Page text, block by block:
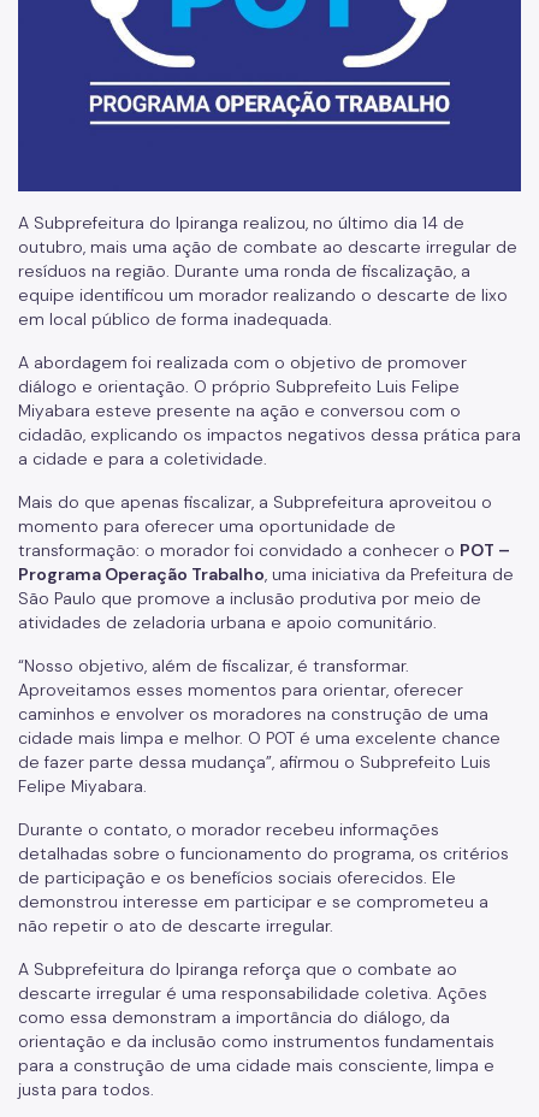
A Subprefeitura do Ipiranga realizou, no último dia 14 de
outubro, mais uma ação de combate ao descarte irregular de
resíduos na região. Durante uma ronda de fiscalização, a
equipe identificou um morador realizando o descarte de lixo
em local público de forma inadequada.
A abordagem foi realizada com o objetivo de promover
diálogo e orientação. O próprio Subprefeito Luis Felipe
Miyabara esteve presente na ação e conversou com o
cidadão, explicando os impactos negativos dessa prática para
a cidade e para a coletividade.
Mais do que apenas fiscalizar, a Subprefeitura aproveitou o
momento para oferecer uma oportunidade de
transformação: o morador foi convidado a conhecer o POT –
Programa Operação Trabalho, uma iniciativa da Prefeitura de
São Paulo que promove a inclusão produtiva por meio de
atividades de zeladoria urbana e apoio comunitário.
“Nosso objetivo, além de fiscalizar, é transformar.
Aproveitamos esses momentos para orientar, oferecer
caminhos e envolver os moradores na construção de uma
cidade mais limpa e melhor. O POT é uma excelente chance
de fazer parte dessa mudança”, afirmou o Subprefeito Luis
Felipe Miyabara.
Durante o contato, o morador recebeu informações
detalhadas sobre o funcionamento do programa, os critérios
de participação e os benefícios sociais oferecidos. Ele
demonstrou interesse em participar e se comprometeu a
não repetir o ato de descarte irregular.
A Subprefeitura do Ipiranga reforça que o combate ao
descarte irregular é uma responsabilidade coletiva. Ações
como essa demonstram a importância do diálogo, da
orientação e da inclusão como instrumentos fundamentais
para a construção de uma cidade mais consciente, limpa e
justa para todos.